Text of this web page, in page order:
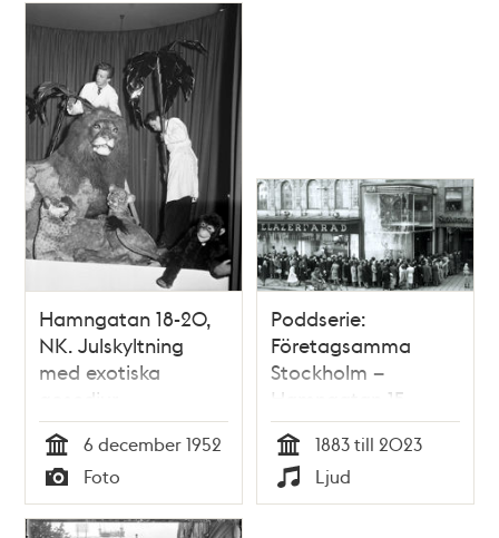
Hamngatan 18-20,
NK. Julskyltning
med exotiska
gosedjur
Tid
6 december 1952
Typ
Foto
Poddserie:
Företagsamma
Stockholm –
Hamngatan 15,
MEA
Tid
1883 till 2023
Typ
Ljud